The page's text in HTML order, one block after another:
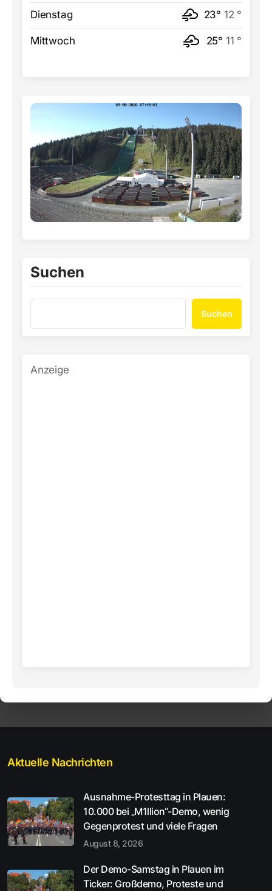
Dienstag 23° 12 °
Mittwoch 25° 11 °
Suchen
Suchen
Anzeige
Aktuelle Nachrichten
Ausnahme-Protesttag in Plauen:
10.000 bei „M1llion“-Demo, wenig
Gegenprotest und viele Fragen
August 8, 2026
Der Demo-Samstag in Plauen im
Ticker: Großdemo, Proteste und